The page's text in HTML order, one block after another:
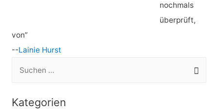
nochmals
überprüft,
von”
--Lainie Hurst
Kategorien